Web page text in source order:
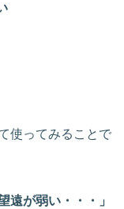
使ってみることで
遠が弱い・・・」